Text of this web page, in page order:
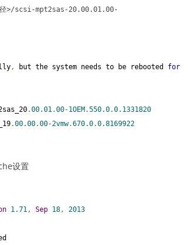
>/scsi -mpt2sas -20.00.01.00-
, but the system needs to be rebooted for
.00.01 .00-1OEM.550.0.0.1331820
.00.00.00-2vmw.670.0.0.8169922
设置
1.71 , Sep 18 ,
2013